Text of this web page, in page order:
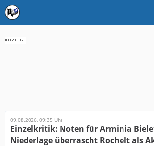
09.08.2026, 09:35 Uhr
Einzelkritik: Noten für Arminia
Niederlage überrascht Rochelt als